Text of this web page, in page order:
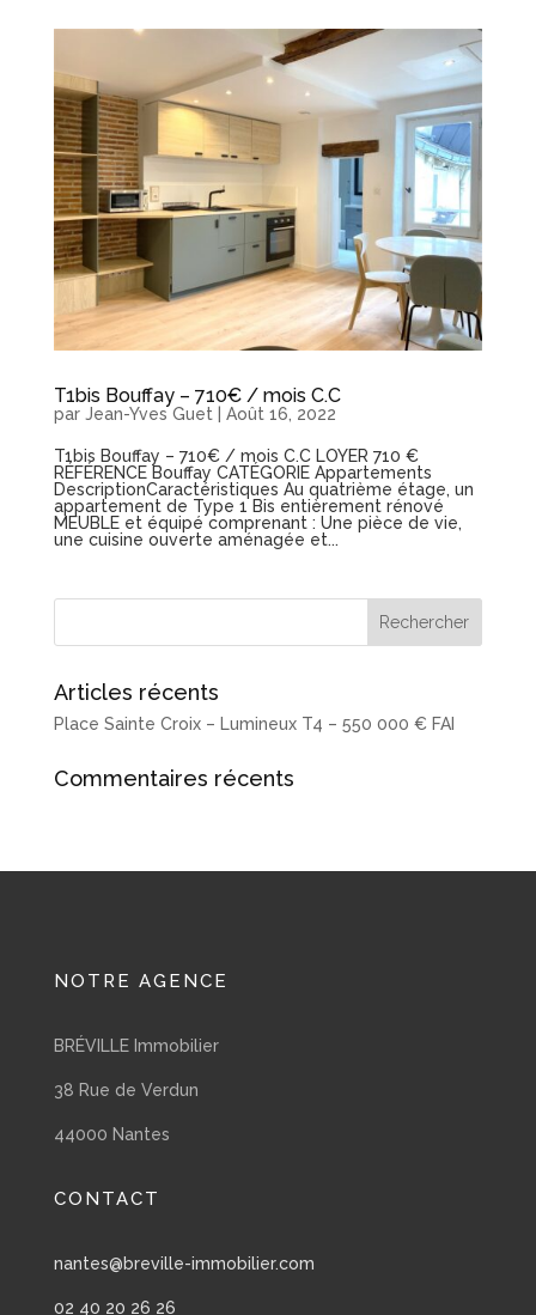
T1bis Bouffay – 710€ / mois C.C
par Jean-Yves Guet | Août 16, 2022
T1bis Bouffay – 710€ / mois C.C LOYER 710 €
RÉFÉRENCE Bouffay CATÉGORIE Appartements
DescriptionCaractéristiques Au quatrième étage, un
appartement de Type 1 Bis entièrement rénové
MEUBLE et équipé comprenant : Une pièce de vie,
une cuisine ouverte aménagée et...
Articles récents
Place Sainte Croix – Lumineux T4 – 550 000 € FAI
Commentaires récents
NOTRE AGENCE
BRÉVILLE Immobilier
38 Rue de Verdun
44000 Nantes
CONTACT
nantes@breville-immobilier.com
02 40 20 26 26